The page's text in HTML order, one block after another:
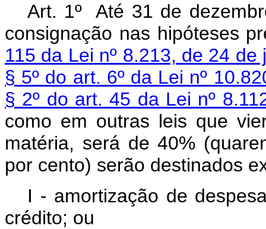
Art. 1º Até 31 de
consignação nas hipóteses
115 da Lei nº 8.213, de 24 de
§ 5º do art. 6º da Lei nº
§ 2º do art. 45 da Lei nº
como em outras leis que
matéria, será de 40%
por cento) serão destinados
I - amortização de
crédito; ou